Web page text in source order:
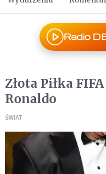
Radio
Złota Piłka
Ronaldo
ŚWIAT